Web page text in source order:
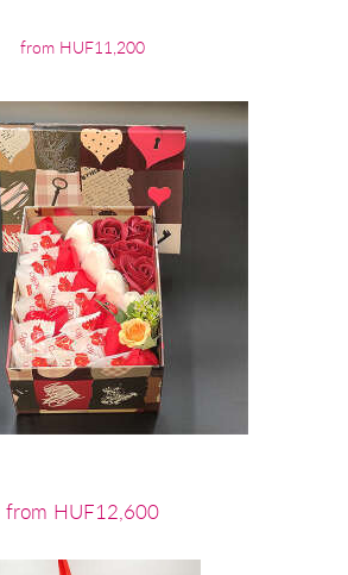
from HUF11,200
from HUF12,600